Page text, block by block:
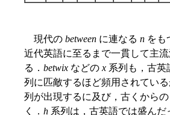
現代の between に連なる n をも
近代英語に至るまで一貫して主
る． betwix などの x 系列も，古英
列に匹敵するほど頻用されてい
列が出現するに及び，古くからの
く． h 系列は，古英語では盛ん